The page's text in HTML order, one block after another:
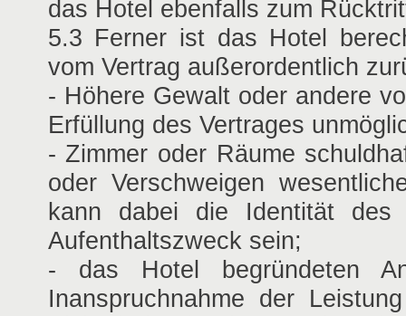
das Hotel ebenfalls zum
5.3 Ferner ist das Hotel
vom Vertrag außerordentlich
- Höhere Gewalt oder andere
Erfüllung des Vertrages
- Zimmer oder Räume
oder Verschweigen
kann dabei die Identität des
Aufenthaltszweck sein;
- das Hotel begründeten
Inanspruchnahme der